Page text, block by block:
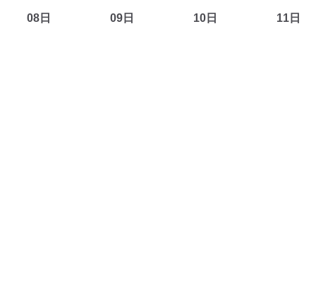
08日 09日 10日 11日